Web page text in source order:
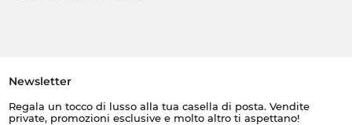
Newsletter
Regala un tocco di lusso alla tua casella di posta. Vendite
private, promozioni esclusive e molto altro ti aspettano!